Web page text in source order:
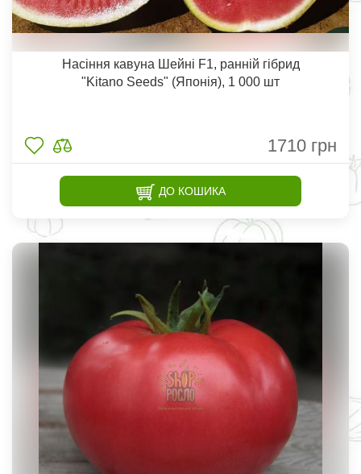
Насіння кавуна Шейні F1, ранній гібрид
"Kitano Seeds" (Японія), 1 000 шт
1710 грн
ДО КОШИКА